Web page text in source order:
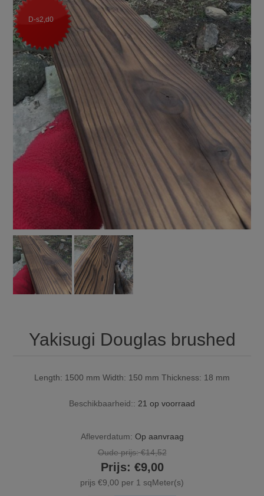
D-s2,d0
Yakisugi Douglas brushed
Length: 1500 mm Width: 150 mm Thickness: 18 mm
Beschikbaarheid:: 21 op voorraad
Afleverdatum: Op aanvraag
Oude prijs: €14,52
Prijs: €9,00
prijs €9,00 per 1 sqMeter(s)